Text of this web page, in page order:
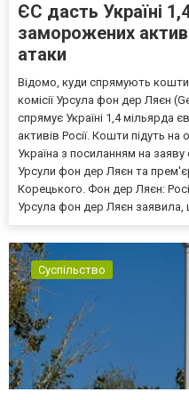
ЄС дасть Україні
заморожених
атаки
Відомо, куди спрямують
комісії Урсула фон дер Ляєн
спрямує Україні 1,4 мільярда
активів Росії. Кошти підуть
Україна з посиланням на заяву
Урсули фон дер Ляєн та
Корецького. Фон дер Ляєн:
Урсула фон дер Ляєн заявила,
Суспільство